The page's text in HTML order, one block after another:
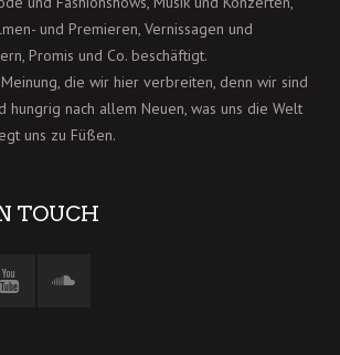
und Premieren, Vernissagen und
Promis und Co. beschäftigt.
die wir hier verbreiten, denn wir sind
hungrig nach allem Neuen, was uns die Welt
uns zu Füßen.
TOUCH